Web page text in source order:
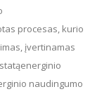
procesas, kurio
įvertinamas
naudingumo